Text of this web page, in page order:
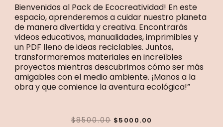
Bienvenidos al Pack de Ecocreatividad! En este
espacio, aprenderemos a cuidar nuestro planeta
de manera divertida y creativa. Encontrarás
videos educativos, manualidades, imprimibles y
un PDF lleno de ideas reciclables. Juntos,
transformaremos materiales en increíbles
proyectos mientras descubrimos cómo ser más
amigables con el medio ambiente. ¡Manos a la
obra y que comience la aventura ecológica!”
$8500.00 ORIGINAL
$5000.00